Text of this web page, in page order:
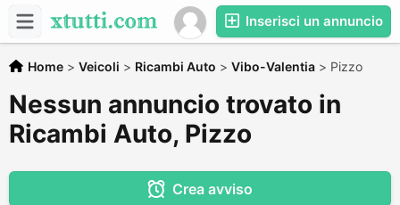
Inserisci un annuncio
Home > Veicoli > Ricambi Auto > Vibo-Valentia > Pizzo
Nessun annuncio trovato in
Ricambi Auto, Pizzo
Crea avviso